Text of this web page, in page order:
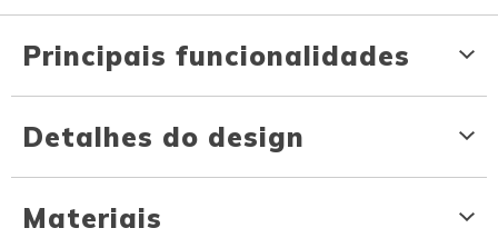
Principais funcionalidades
Detalhes do design
Materiais